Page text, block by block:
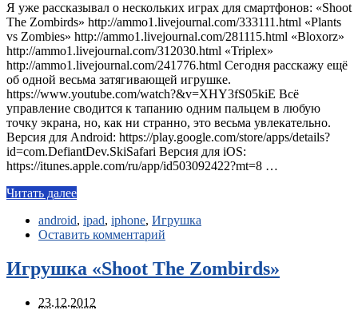
Я уже рассказывал о нескольких играх для смартфонов: «Shoot
The Zombirds» http://ammo1.livejournal.com/333111.html «Plants
vs Zombies» http://ammo1.livejournal.com/281115.html «Bloxorz»
http://ammo1.livejournal.com/312030.html «Triplex»
http://ammo1.livejournal.com/241776.html Сегодня расскажу ещё
об одной весьма затягивающей игрушке.
https://www.youtube.com/watch?&v=XHY3fS05kiE Всё
управление сводится к тапанию одним пальцем в любую
точку экрана, но, как ни странно, это весьма увлекательно.
Версия для Android: https://play.google.com/store/apps/details?
id=com.DefiantDev.SkiSafari Версия для iOS:
https://itunes.apple.com/ru/app/id503092422?mt=8 …
Читать далее
android, ipad, iphone, Игрушка
Оставить комментарий
Игрушка «Shoot The Zombirds»
23.12.2012